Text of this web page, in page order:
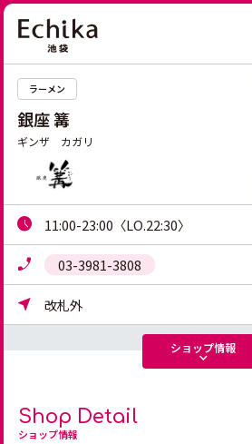
ラーメン
銀座 篝
ギンザ カガリ
11:00-23:00〈LO.22:30〉
03-3981-3808
改札外
ショップ情報
Shop Detail
ショップ情報